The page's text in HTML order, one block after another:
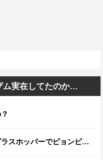
ム実在してたのか…
ところ想像するとジワジワくるから使わんでくれ